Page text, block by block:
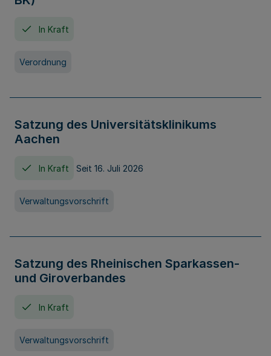
In Kraft
Verordnung
Satzung des Universitätsklinikums
Aachen
In Kraft Seit 16. Juli 2026
Verwaltungsvorschrift
Satzung des Rheinischen Sparkassen-
und Giroverbandes
In Kraft
Verwaltungsvorschrift